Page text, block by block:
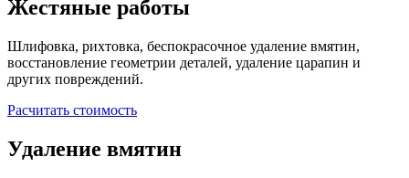
Жестяные работы
Шлифовка, рихтовка, беспокрасочное удаление вмятин,
восстановление геометрии деталей, удаление царапин и
других повреждений.
Расчитать стоимость
Удаление вмятин